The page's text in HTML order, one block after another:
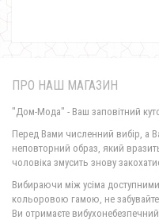
Жіноча
ПРО НАШ МАГАЗИН
"Дом-Мода" - Ваш заповітний
Перед Вами численний вибір, а
неповторний образ, який
чоловіка змусить знову
Вибираючи між усіма
кольоровою гамою, не
Ви отримаєте